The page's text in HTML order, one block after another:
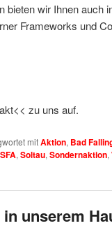
bieten wir Ihnen auch
Frameworks und
zu uns auf.
mitAktion, Bad
SFA, Soltau, Sondernaktion,
unserem